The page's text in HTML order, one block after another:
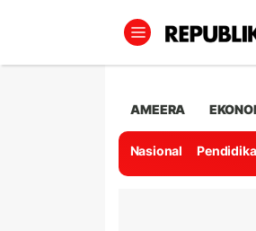
AMEERA
Nasional